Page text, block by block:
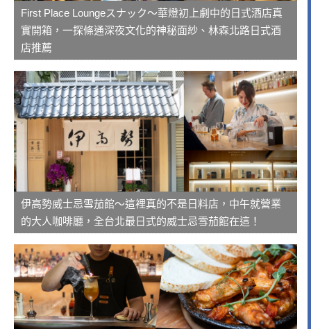
First Place Loungeスナック～華燈初上劇中的日式酒店真
實開箱，一探條通深夜文化的神秘面紗、林森北路日式酒
店推薦
伊高勢威士忌雪茄館～這裡真的不是日料店，中午就營業
的大人咖啡廳，全台北最日式的威士忌雪茄館在這！